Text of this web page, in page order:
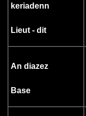
keriadenn
Lieut - dit
An diazez
Base